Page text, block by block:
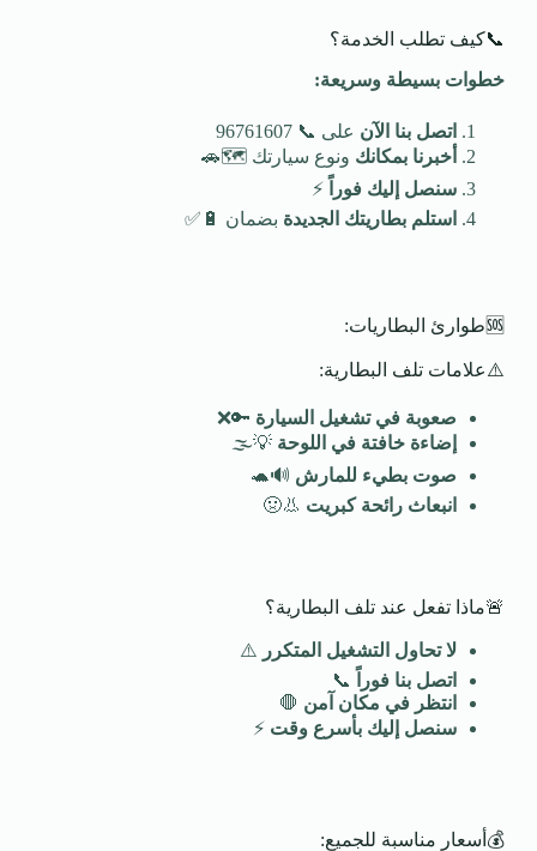
📞كيف تطلب الخدمة؟
خطوات بسيطة وسريعة:
اتصل بنا الآن على 📞 96761607
أخبرنا بمكانك ونوع سيارتك 🗺️🚗
سنصل إليك فوراً
⚡
استلم بطاريتك الجديدة بضمان 🔋✅
🆘طوارئ البطاريات:
⚠️علامات تلف البطارية:
صعوبة في تشغيل السيارة 🔑❌
إضاءة خافتة في اللوحة 💡🌫️
صوت بطيء للمارش 🔊🐢
انبعاث رائحة كبريت 👃🤢
🚨ماذا تفعل عند تلف البطارية؟
لا تحاول التشغيل المتكرر ⚠️
اتصل بنا فوراً
📞
انتظر في مكان آمن 🛑
سنصل إليك بأسرع وقت ⚡
💰أسعار مناسبة للجميع: